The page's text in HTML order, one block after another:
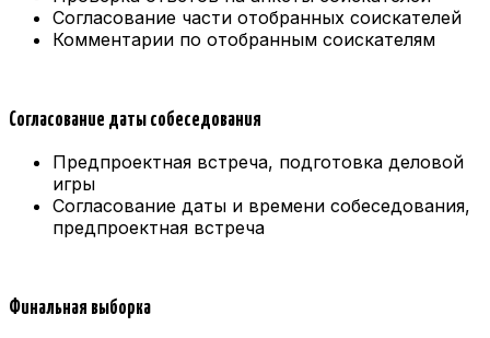
Согласование части отобранных соискателей
Комментарии по отобранным соискателям
Согласование даты собеседования
Предпроектная встреча, подготовка деловой
игры
Согласование даты и времени собеседования,
предпроектная встреча
Финальная выборка